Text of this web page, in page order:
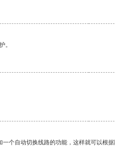
。
个自动切换线路的功能，这样就可以根